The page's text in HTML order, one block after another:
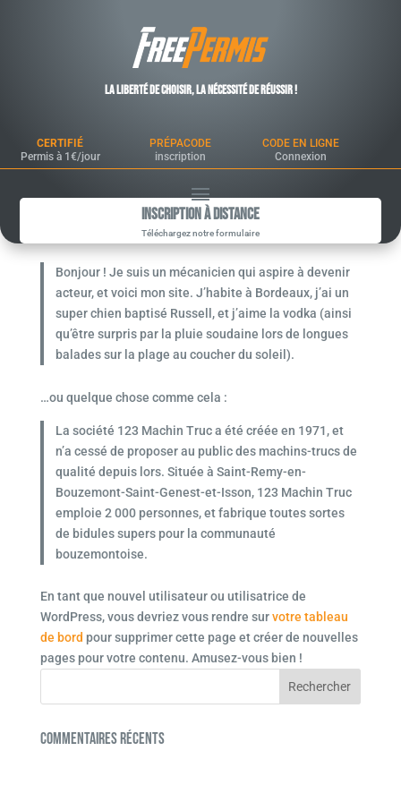
La liberté de choisir, la nécessité de réussir !
CERTIFIÉ
Permis à 1€/jour
PRÉPACODE
inscription
CODE EN LIGNE
Connexion
Inscription à Distance
Téléchargez notre formulaire
Page d’exemple
de blog parce qu’elle restera au même endroit et
apparaîtra dans la navigation de votre site (dans la
par une page « À propos » qui les présente aux visiteurs
du site. Cela pourrait ressembler à quelque chose
Bonjour ! Je suis un mécanicien qui aspire à devenir
acteur, et voici mon site. J’habite à Bordeaux, j’ai un
super chien baptisé Russell, et j’aime la vodka (ainsi
qu’être surpris par la pluie soudaine lors de longues
balades sur la plage au coucher du soleil).
…ou quelque chose comme cela :
La société 123 Machin Truc a été créée en 1971, et
n’a cessé de proposer au public des machins-trucs de
qualité depuis lors. Située à Saint-Remy-en-
Bouzemont-Saint-Genest-et-Isson, 123 Machin Truc
emploie 2 000 personnes, et fabrique toutes sortes
de bidules supers pour la communauté
bouzemontoise.
En tant que nouvel utilisateur ou utilisatrice de
WordPress, vous devriez vous rendre survotre tableau
de bord pour supprimer cette page et créer de nouvelles
pages pour votre contenu. Amusez-vous bien !
Commentaires récents